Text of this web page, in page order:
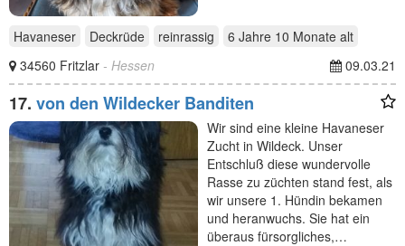
Havaneser Deckrüde reinrassig 6 Jahre 10 Monate alt
34560 Fritzlar - Hessen 09.03.21
17. von den Wildecker Banditen
Wir sind eine kleine Havaneser
Zucht in Wildeck. Unser
Entschluß diese wundervolle
Rasse zu züchten stand fest, als
wir unsere 1. Hündin bekamen
und heranwuchs. Sie hat ein
überaus fürsorgliches,…